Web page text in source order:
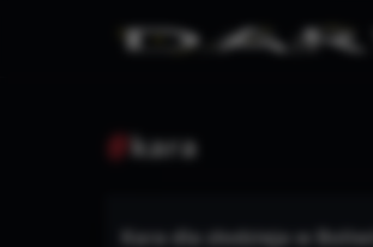
#kara
Kara dla złodzieja w Boliwii